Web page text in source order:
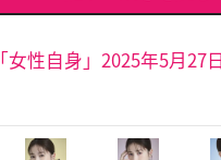
「女性自身」2025年5月27